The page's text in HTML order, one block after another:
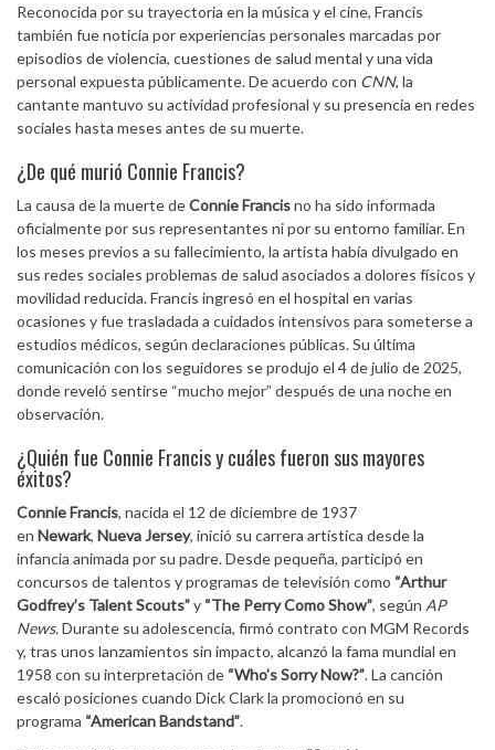
Reconocida por su trayectoria en la música y el cine, Francis
también fue noticia por experiencias personales marcadas por
episodios de violencia, cuestiones de salud mental y una vida
personal expuesta públicamente. De acuerdo con CNN, la
cantante mantuvo su actividad profesional y su presencia en redes
sociales hasta meses antes de su muerte.
¿De qué murió Connie Francis?
La causa de la muerte deConnie Francisno ha sido informada
oficialmente por sus representantes ni por su entorno familiar. En
los meses previos a su fallecimiento, la artista había divulgado en
sus redes sociales problemas de salud asociados a dolores físicos y
movilidad reducida. Francis ingresó en el hospital en varias
ocasiones y fue trasladada a cuidados intensivos para someterse a
estudios médicos, según declaraciones públicas. Su última
comunicación con los seguidores se produjo el 4 de julio de 2025,
donde reveló sentirse “mucho mejor” después de una noche en
observación.
¿Quién fue Connie Francis y cuáles fueron sus mayores
éxitos?
Connie Francis, nacida el 12 de diciembre de 1937
en Newark, Nueva Jersey, inició su carrera artística desde la
infancia animada por su padre. Desde pequeña, participó en
concursos de talentos y programas de televisión como “Arthur
Godfrey’s Talent Scouts”y “The Perry Como Show”, según AP
News. Durante su adolescencia, firmó contrato con MGM Records
y, tras unos lanzamientos sin impacto, alcanzó la fama mundial en
1958 con su interpretación de “Who’s Sorry Now?”. La canción
escaló posiciones cuando Dick Clark la promocionó en su
programa “American Bandstand”.